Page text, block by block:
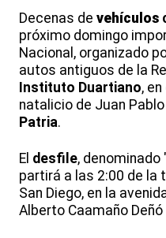
Decenas de vehículos
próximo domingo
Nacional, organizado
autos antiguos de la
Instituto Duartiano,
natalicio de Juan Pablo
Patria.
El desfile, denominado
partirá a las 2:00 de la
San Diego, en la
Alberto Caamaño